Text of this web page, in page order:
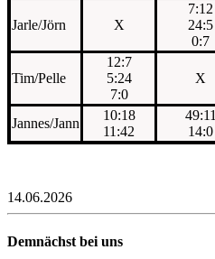
Jarle/Jörn X
7:12
24:5
0:7
Tim/Pelle
12:7
5:24
7:0
X
Jannes/Jann
10:18
11:42
49:11
14:0
14.06.2026
Demnächst bei uns